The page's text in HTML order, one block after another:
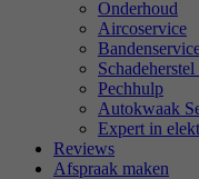
Onderhoud
Aircoservice
Pechhulp
Autokwaak
Expert in
Reviews
Afspraak maken